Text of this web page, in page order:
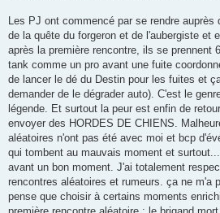
Les PJ ont commencé par se rendre auprès
de la quête du forgeron et de l'aubergiste et
après la première rencontre, ils se prennent
tank comme un pro avant une fuite
de lancer le dé du Destin pour les fuites et
demander de le dégrader auto). C'est le
légende. Et surtout la peur est enfin de
envoyer des HORDES DE CHIENS.
aléatoires n'ont pas été avec moi et bcp
qui tombent au mauvais moment et
avant un bon moment. J'ai totalement
rencontres aléatoires et rumeurs. ça ne m'a
pense que choisir à certains moments